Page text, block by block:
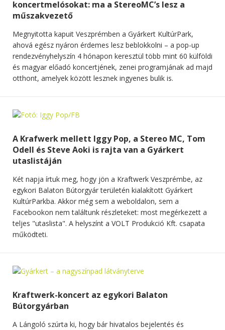
koncertmelósokat: ma a StereoMC’s lesz a
műszakvezető
Megnyitotta kapuit Veszprémben a Gyárkert KultúrPark,
ahová egész nyáron érdemes lesz beblokkolni – a pop-up
rendezvényhelyszín 4 hónapon keresztül több mint 60 külföldi
és magyar előadó koncertjének, zenei programjának ad majd
otthont, amelyek között lesznek ingyenes bulik is.
A Krafwerk mellett Iggy Pop, a Stereo MC, Tom
Odell és Steve Aoki is rajta van a Gyárkert
utaslistáján
Két napja írtuk meg, hogy jön a Kraftwerk Veszprémbe, az
egykori Balaton Bútorgyár területén kialakított Gyárkert
KultúrParkba. Akkor még sem a weboldalon, sem a
Facebookon nem találtunk részleteket: most megérkezett a
teljes "utaslista". A helyszínt a VOLT Produkció Kft. csapata
működteti.
Kraftwerk-koncert az egykori Balaton
Bútorgyárban
A Lángoló szúrta ki, hogy bár hivatalos bejelentés és